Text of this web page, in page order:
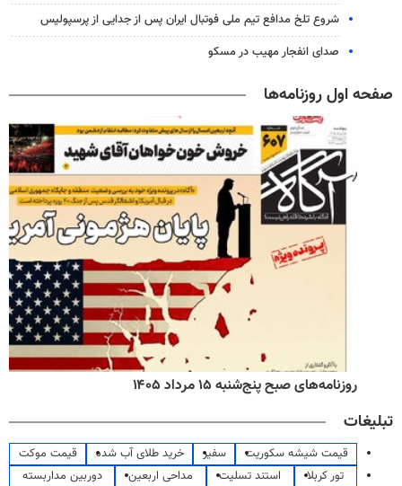
شروع تلخ مدافع تیم ملی فوتبال ایران پس از جدایی از پرسپولیس
صدای انفجار مهیب در مسکو
صفحه اول روزنامه‌ها
روزنامه‌های صبح پنج‌شنبه ۱۵ مرداد ۱۴۰۵
تبلیغات
قیمت شیشه سکوریت سفیر خرید طلای آب شده
قیمت موکت
تور کربلا
استند تسلیت مداحی اربعین
دوربین مداربسته